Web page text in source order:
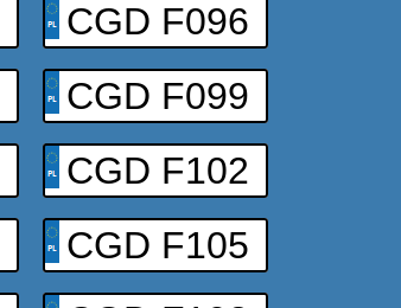
CGD F096
CGD F099
CGD F102
CGD F105